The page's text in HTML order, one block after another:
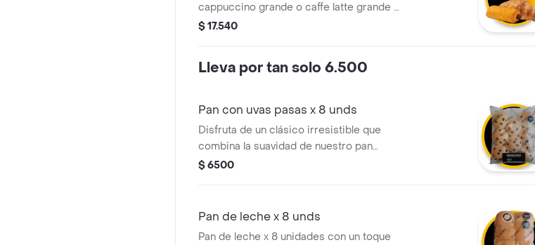
cappuccino grande o caffe latte grande +
1 croissant tostao + 1 tronquito de
$ 17.540
Lleva por tan solo 6.500
Pan con uvas pasas x 8 unds
Disfruta de un clásico irresistible que
combina la suavidad de nuestro pan
tradicional con el toque dulce y natural de
chocolate o para un snack rápido a
$ 6500
Pan de leche x 8 unds
Pan de leche x 8 unidades con un toque